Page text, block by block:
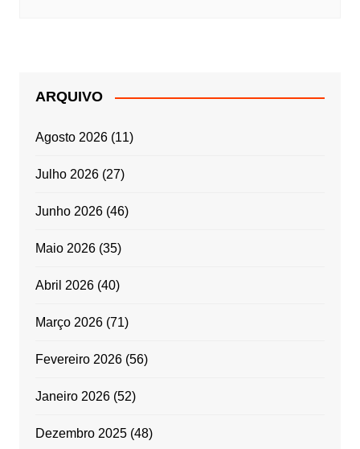
ARQUIVO
Agosto 2026(11)
Julho 2026(27)
Junho 2026(46)
Maio 2026(35)
Abril 2026(40)
Março 2026(71)
Fevereiro 2026(56)
Janeiro 2026(52)
Dezembro 2025(48)